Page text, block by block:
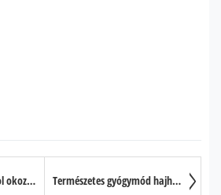
Kurkumával az alkohol okozta agykárosodás ellen Természetes gyógymód hajhullásra